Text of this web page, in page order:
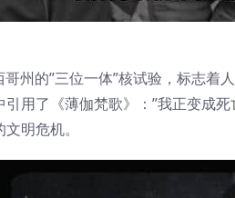
州的”三位一体”核试验，标志
用了《薄伽梵歌》：”我正变成
明危机。